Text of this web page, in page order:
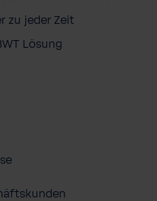
zu jeder Zeit
Lösung